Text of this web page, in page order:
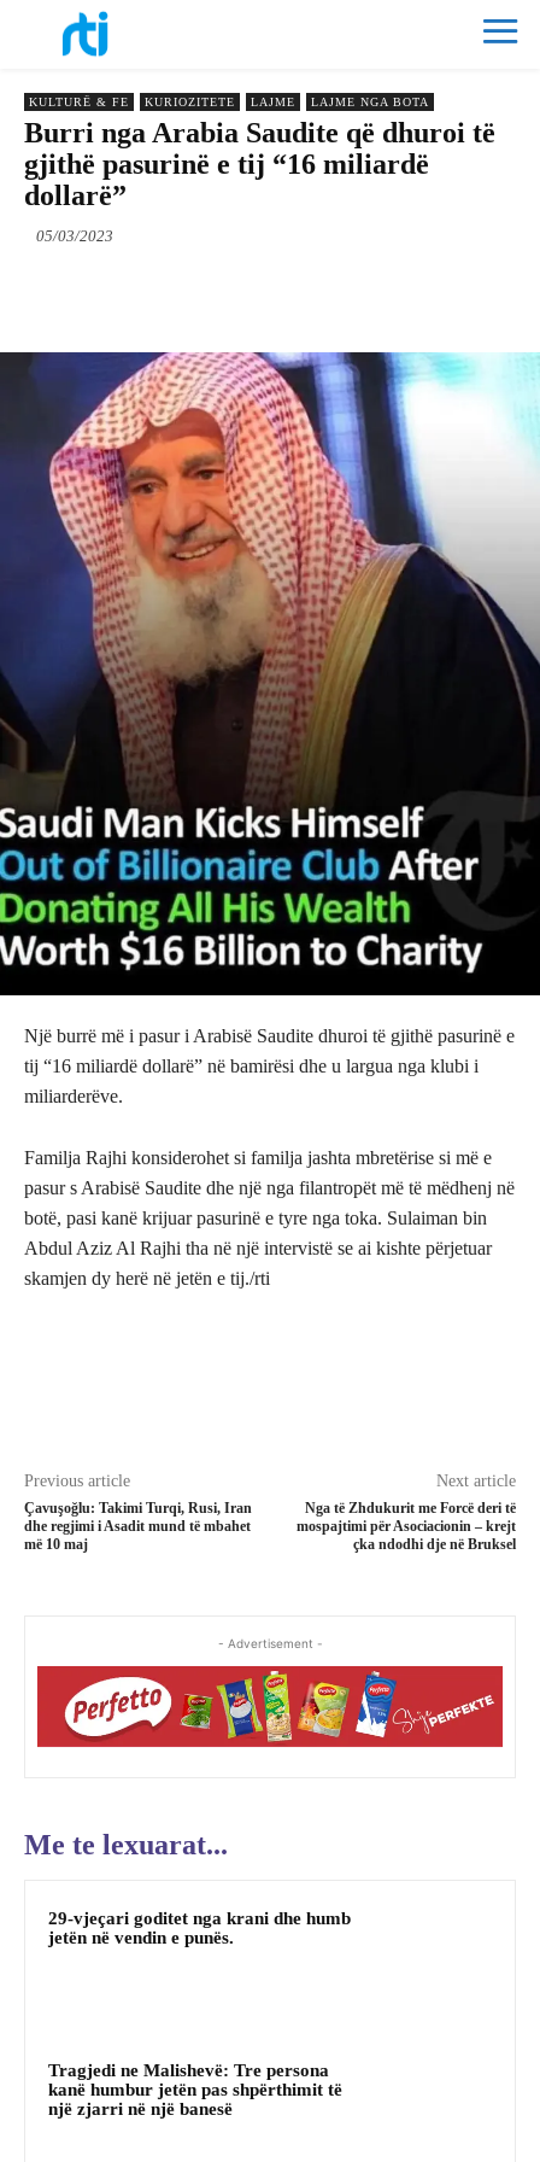
KULTURË & FE KURIOZITETE LAJME LAJME NGA BOTA
Burri nga Arabia Saudite që dhuroi të
gjithë pasurinë e tij “16 miliardë
dollarë”
05/03/2023
Një burrë më i pasur i Arabisë Saudite dhuroi të gjithë pasurinë e
tij “16 miliardë dollarë” në bamirësi dhe u largua nga klubi i
miliarderëve.
Familja Rajhi konsiderohet si familja jashta mbretërise si më e
pasur s Arabisë Saudite dhe një nga filantropët më të mëdhenj në
botë, pasi kanë krijuar pasurinë e tyre nga toka. Sulaiman bin
Abdul Aziz Al Rajhi tha në një intervistë se ai kishte përjetuar
skamjen dy herë në jetën e tij./rti
Previous article
Çavuşoğlu: Takimi Turqi, Rusi, Iran
dhe regjimi i Asadit mund të mbahet
më 10 maj
Next article
Nga të Zhdukurit me Forcë deri të
mospajtimi për Asociacionin – krejt
çka ndodhi dje në Bruksel
- Advertisement -
Me te lexuarat...
29-vjeçari goditet nga krani dhe humb
jetën në vendin e punës.
Tragjedi ne Malishevë: Tre persona
kanë humbur jetën pas shpërthimit të
një zjarri në një banesë